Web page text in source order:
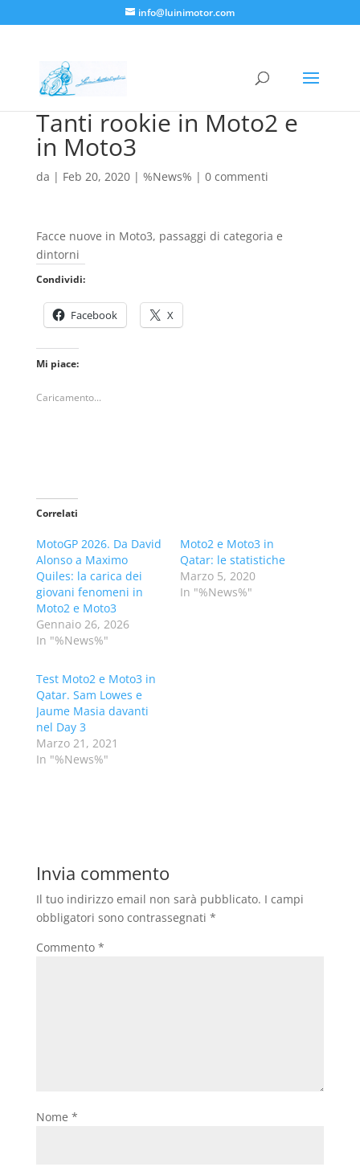
info@luinimotor.com
Tanti rookie in Moto2 e
in Moto3
da | Feb 20, 2020| %News% | 0 commenti
Facce nuove in Moto3, passaggi di categoria e
dintorni
Condividi:
Facebook X
Mi piace:
Caricamento...
Correlati
MotoGP 2026. Da David
Alonso a Maximo
Quiles: la carica dei
giovani fenomeni in
Moto2 e Moto3
Gennaio 26, 2026
In "%News%"
Moto2 e Moto3 in
Qatar: le statistiche
Marzo 5, 2020
In "%News%"
Test Moto2 e Moto3 in
Qatar. Sam Lowes e
Jaume Masia davanti
nel Day 3
Marzo 21, 2021
In "%News%"
Invia commento
Il tuo indirizzo email non sarà pubblicato. I campi
obbligatori sono contrassegnati *
Commento *
Nome *